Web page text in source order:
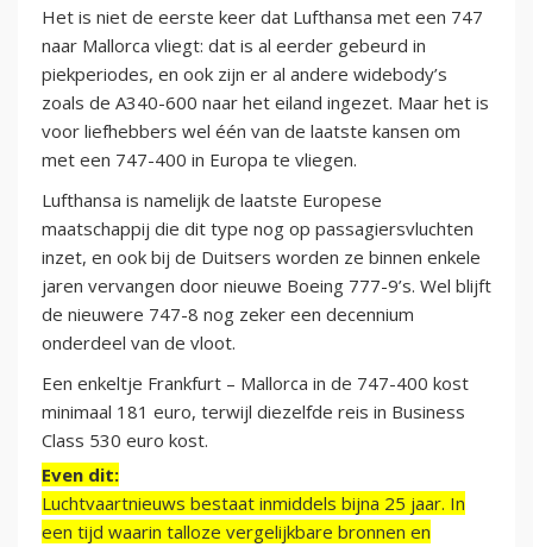
Het is niet de eerste keer dat Lufthansa met een 747
naar Mallorca vliegt: dat is al eerder gebeurd in
piekperiodes, en ook zijn er al andere widebody’s
zoals de A340-600 naar het eiland ingezet. Maar het is
voor liefhebbers wel één van de laatste kansen om
met een 747-400 in Europa te vliegen.
Lufthansa is namelijk de laatste Europese
maatschappij die dit type nog op passagiersvluchten
inzet, en ook bij de Duitsers worden ze binnen enkele
jaren vervangen door nieuwe Boeing 777-9’s. Wel blijft
de nieuwere 747-8 nog zeker een decennium
onderdeel van de vloot.
Een enkeltje Frankfurt – Mallorca in de 747-400 kost
minimaal 181 euro, terwijl diezelfde reis in Business
Class 530 euro kost.
Even dit:
Luchtvaartnieuws bestaat inmiddels bijna 25 jaar. In
een tijd waarin talloze vergelijkbare bronnen en